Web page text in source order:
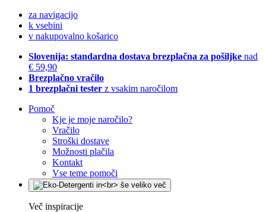
za navigacijo
k vsebini
v nakupovalno košarico
Slovenija: standardna dostava brezplačna za pošiljke nad
€ 59,90
Brezplačno vračilo
1 brezplačni tester z vsakim naročilom
Pomoč
Kje je moje naročilo?
Vračilo
Stroški dostave
Možnosti plačila
Kontakt
Vse teme pomoči
Več inspiracije